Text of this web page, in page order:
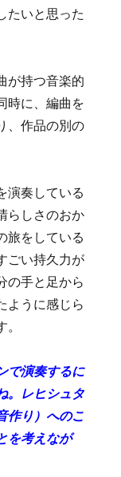
たいと思った
が持つ音楽的
時に、編曲を
、作品の別の
演奏している
らしさのおか
旅をしている
ごい持久力が
の手と足から
ように感じら
演奏するに
。レヒシュタ
作り）へのこ
を考えなが